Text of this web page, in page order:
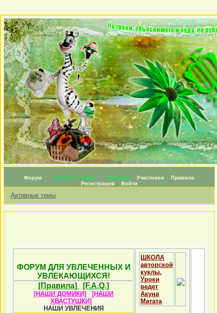
Форум Личные топики Награды Участники
Правила
Регистрация
Войти
Активные темы
ФОРУМ ДЛЯ УВЛЕЧЕННЫХ И
УВЛЕКАЮЩИХСЯ!
[Правила]
[F.A.Q.]
[НАШИ ДОМИКИ]
[НАШИ
ХВАСТУШКИ]
НАШИ УВЛЕЧЕНИЯ
ШКОЛА
авторской
куклы.
Уроки
ведет
Акуна
Матата